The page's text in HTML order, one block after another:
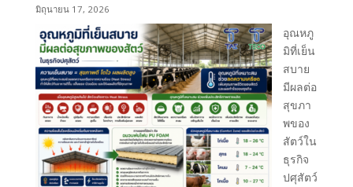
มิถุนายน 17, 2026
อุณหภู
มิที่เย็น
สบาย
มีผลต่อ
สุขภา
พของ
สัตว์ใน
ธุรกิจ
ปศุสัตว์